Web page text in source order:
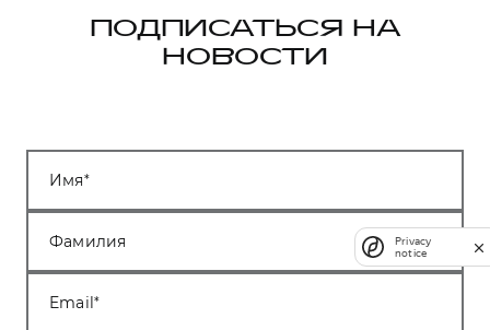
ПОДПИСАТЬСЯ НА
НОВОСТИ
Имя
Фамилия
Email
Privacy
notice